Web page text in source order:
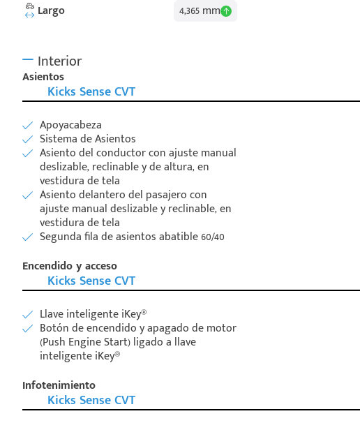
Largo
4,365 mm
Interior
Asientos
Kicks Sense CVT
Apoyacabeza
Sistema de Asientos
Asiento del conductor con ajuste manual
deslizable, reclinable y de altura, en
vestidura de tela
Asiento delantero del pasajero con
ajuste manual deslizable y reclinable, en
vestidura de tela
Segunda fila de asientos abatible 60/40
Encendido y acceso
Kicks Sense CVT
Llave inteligente iKey®
Botón de encendido y apagado de motor
(Push Engine Start) ligado a llave
inteligente iKey®
Infotenimiento
Kicks Sense CVT